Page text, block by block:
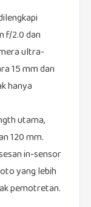
f/2.0 dan
ultra-
15 mm dan
hanya
utama,
120 mm.
in-sensor
yang lebih
pemotretan.